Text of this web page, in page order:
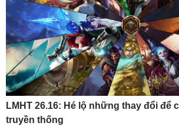
LMHT 26.16: Hé lộ những thay đổi để
truyền thống